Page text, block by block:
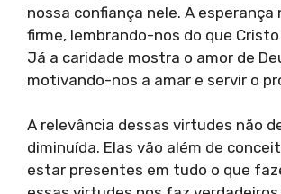
nossa confiança nele. A esperança
firme, lembrando-nos do que
Já a caridade mostra o amor de
motivando-nos a amar e servir o
A relevância dessas virtudes não
diminuída. Elas vão além de
estar presentes em tudo o que